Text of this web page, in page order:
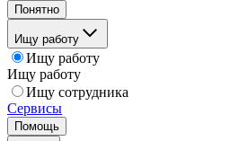
Понятно
Ищу работу
Ищу работу
Ищу работу
Ищу сотрудника
Сервисы
Помощь